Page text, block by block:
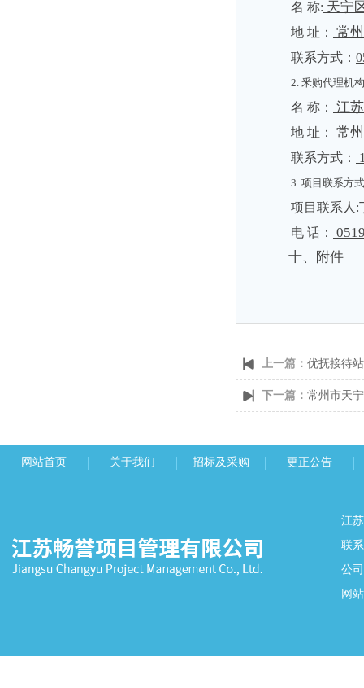
名 称: 天宁
地 址： 常
联系方式：
2. 釆购代理机
名 称： 江
地 址： 常
联系方式：
3. 项目联系方式
项目联系人 :
电 话：
十、附件
上一篇： 优抚接待
下一篇： 常州市天
网站首页 关于我们 招标及采购 更正公告
江
联
公
网